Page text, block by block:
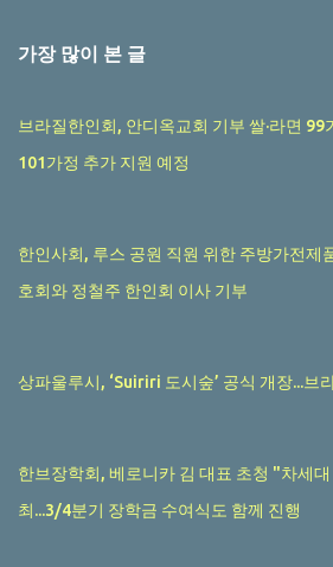
가장 많이 본 글
브라질한인회, 안디옥교회 기부 쌀·라면 99
101가정 추가 지원 예정
한인사회, 루스 공원 직원 위한 주방가전제
호회와 정철주 한인회 이사 기부
상파울루시, ‘Suiriri 도시숲’ 공식 개장...브
한브장학회, 베로니카 김 대표 초청 "차세
최...3/4분기 장학금 수여식도 함께 진행